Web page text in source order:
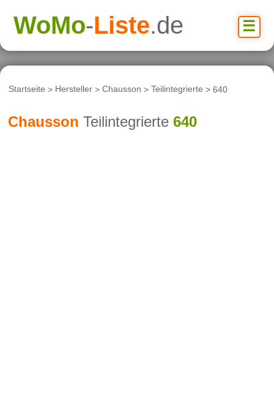
☰
WoMo-Liste.de
Startseite > Hersteller >Chausson >Teilintegrierte > 640
Chausson Teilintegrierte 640